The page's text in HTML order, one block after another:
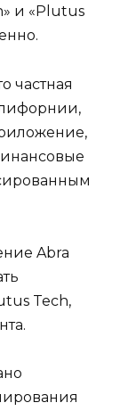
и «Plutus
частная
Abra
Tech,